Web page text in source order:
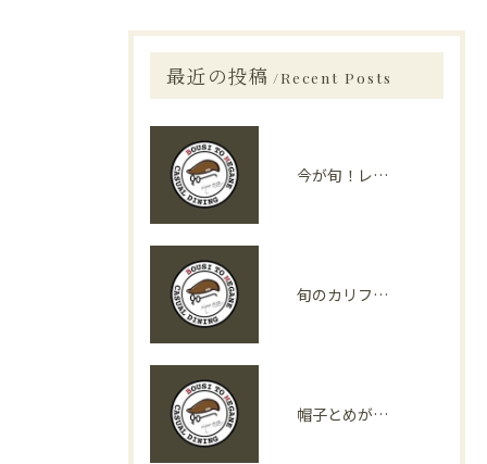
最近の投稿 Recent Posts
今が旬！レストランで味わえる旬の食材
旬のカリフォルニア野菜が光る！「カリフォルニア料理」の魅力とは？
帽子とめがねが春におすすめする旬の食材４選